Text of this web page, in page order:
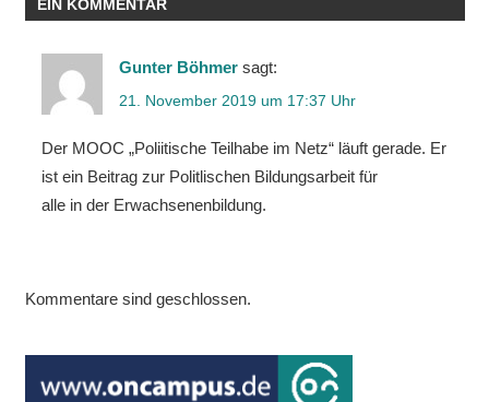
EIN KOMMENTAR
Gunter Böhmer sagt:
21. November 2019 um 17:37 Uhr
Der MOOC „Poliitische Teilhabe im Netz“ läuft gerade. Er
ist ein Beitrag zur Politlischen Bildungsarbeit für
alle in der Erwachsenenbildung.
Kommentare sind geschlossen.